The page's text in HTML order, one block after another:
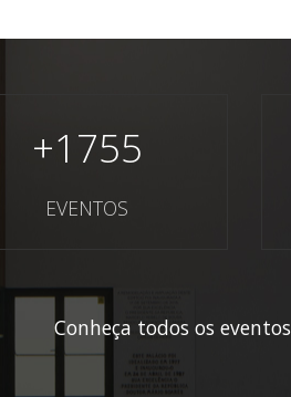
+1755
EVENTOS
Conheça todos os eventos